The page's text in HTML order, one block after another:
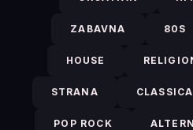
ZABAVNA 80S
HOUSE
STRANA
POP ROCK